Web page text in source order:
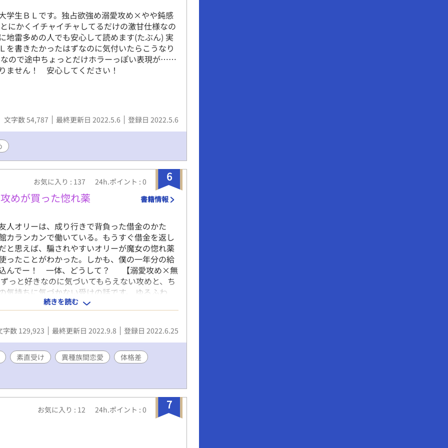
学生ＢＬです。独占欲強め溺愛攻め×やや鈍感
にかくイチャイチャしてるだけの激甘仕様なの
地雷多めの人でも安心して読めます(たぶん) 実
を書きたかったはずなのに気付いたらこうなり
ので途中ちょっとだけホラーっぽい表現が……
ません！ 安心してください！
文字数 54,787 最終更新日 2022.5.6 登録日 2022.5.6
6
お気に入り : 137 24h.ポイント : 0
めが買った惚れ薬 書籍情報
人オリーは、成り行きで背負った借金のかた
カランカンで働いている。もうすぐ借金を返し
と思えば、騙されやすいオリーが魔女の惚れ薬
ったことがわかった。しかも、僕の一年分の給
んでー！ 一体、どうして？ 【溺愛攻め×無
っと好きなのに気づいてもらえない攻めと、ち
気持ちに気づかない受けの話です。 ゆるふわ
＆シリアス展開。 ☆作中に多少の流血表現(過
ますのでご注意ください。R18は※回です。
惚れ薬』自飲BLに参加しています。 🌟素敵
さんが描いてくださいました。ありがとうご
続きを読む
字数 129,923 最終更新日 2022.9.8 登録日 2022.6.25
素直受け 異種族間恋愛 体格差
7
お気に入り : 12 24h.ポイント : 0